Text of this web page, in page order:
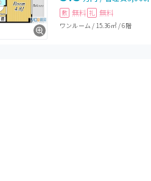
敷 無料 礼 無料
ワンルーム / 15.36㎡/6階